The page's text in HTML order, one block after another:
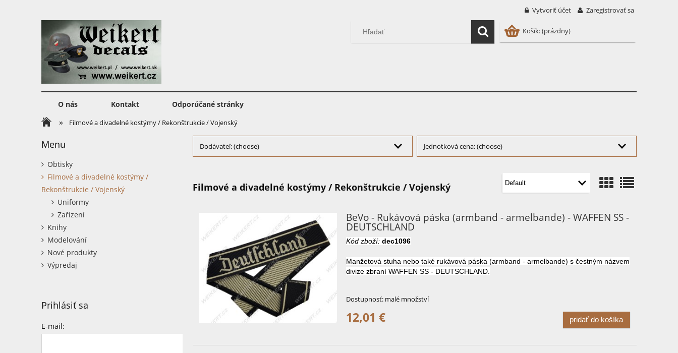
Vytvoriť účet Zaregistrovať sa
Košík:(prázdny)
O nás Kontakt Odporúčané stránky
» Filmové a divadelné kostýmy / Rekonštrukcie / Vojenský
Menu
Obtisky
Filmové a divadelné kostýmy /
Rekonštrukcie / Vojenský
Uniformy
Zařízení
Knihy
Modelování
Nové produkty
Výpredaj
Prihlásiť sa
E-mail:
Dodávateľ: (choose) Jednotková cena: (choose)
Filmové a divadelné kostýmy / Rekonštrukcie / Vojenský
BeVo - Rukávová páska (armband - armelbande) - WAFFEN SS -
DEUTSCHLAND
Kód zboží: dec1096
Manžetová stuha nebo také rukávová páska (armband - armelbande) s čestným názvem
divize zbraní WAFFEN SS - DEUTSCHLAND.
Dostupnosť: malé množství
12,01 € pridať do košíka